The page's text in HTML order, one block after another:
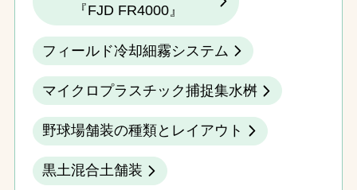
『FJD FR4000』
フィールド冷却細霧システム
マイクロプラスチック捕捉集水桝
野球場舗装の種類とレイアウト
黒土混合土舗装